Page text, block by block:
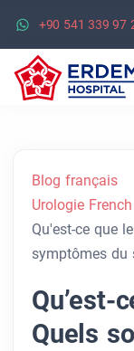
+90 541 339 97
Blog français
Urologie French
Qu'est-ce que
symptômes du
Qu’est-
Quels